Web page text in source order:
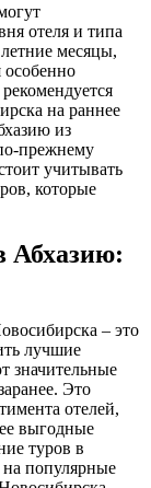
отеля и типа
месяцы,
особенно
на раннее
из
прежнему
учитывать
которые
Абхазию:
– это
лучшие
значительные
Это
отелей,
выгодные
туров в
на популярные